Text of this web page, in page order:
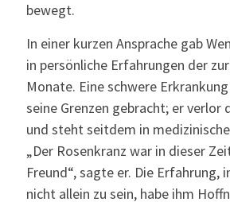
bewegt.
In einer kurzen Ansprache gab
in persönliche Erfahrungen der
Monate. Eine schwere
seine Grenzen gebracht; er verlor
und steht seitdem in
„Der Rosenkranz war in dieser
Freund“, sagte er. Die Erfahrung,
nicht allein zu sein, habe ihm